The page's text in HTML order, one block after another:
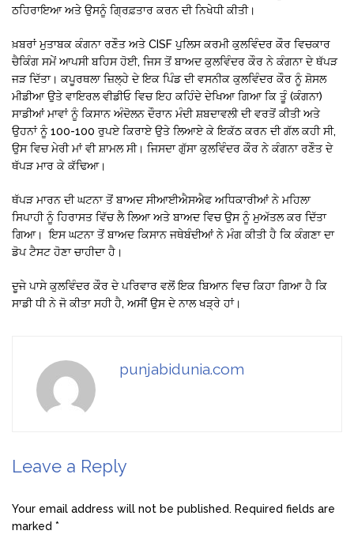
ਠਹਿਰਾਇਆ ਅਤੇ ਉਸਨੂੰ ਗ੍ਰਿਫ਼ਤਾਰ ਕਰਨ ਦੀ ਨਿਖੇਧੀ ਕੀਤੀ।
ਖ਼ਬਰਾਂ ਮੁਤਾਬਕ ਕੰਗਨਾ ਰਣੌਤ ਅਤੇ CISF ਪੁਲਿਸ ਕਰਮੀ ਕੁਲਵਿੰਦਰ ਕੌਰ ਵਿਚਕਾਰ
ਚੈਕਿੰਗ ਸਮੇਂ ਆਪਸੀ ਬਹਿਸ ਹੋਈ, ਜਿਸ ਤੋਂ ਬਾਅਦ ਕੁਲਵਿੰਦਰ ਕੌਰ ਨੇ ਕੰਗਨਾ ਦੇ ਥੱਪੜ
ਜੜ ਦਿੱਤਾ। ਕਪੂਰਥਲਾ ਜ਼ਿਲ੍ਹੇ ਦੇ ਇਕ ਪਿੰਡ ਦੀ ਵਸਨੀਕ ਕੁਲਵਿੰਦਰ ਕੌਰ ਨੂੰ ਸ਼ੋਸਲ
ਮੀਡੀਆ ਉਤੇ ਵਾਇਰਲ ਵੀਡੀਓ ਵਿਚ ਇਹ ਕਹਿੰਦੇ ਦੇਖਿਆ ਗਿਆ ਕਿ ਤੂੰ (ਕੰਗਨਾ)
ਸਾਡੀਆਂ ਮਾਵਾਂ ਨੂੰ ਕਿਸਾਨ ਅੰਦੋਲਨ ਦੌਰਾਨ ਮੰਦੀ ਸ਼ਬਦਾਵਲੀ ਦੀ ਵਰਤੋਂ ਕੀਤੀ ਅਤੇ
ਉਹਨਾਂ ਨੂੰ 100-100 ਰੁਪਏ ਕਿਰਾਏ ਉਤੇ ਲਿਆਏ ਕੇ ਇਕੱਠ ਕਰਨ ਦੀ ਗੱਲ ਕਹੀ ਸੀ,
ਉਸ ਵਿਚ ਮੇਰੀ ਮਾਂ ਵੀ ਸ਼ਾਮਲ ਸੀ। ਜਿਸਦਾ ਗੁੱਸਾ ਕੁਲਵਿੰਦਰ ਕੌਰ ਨੇ ਕੰਗਨਾ ਰਣੌਤ ਦੇ
ਥੱਪੜ ਮਾਰ ਕੇ ਕੱਢਿਆ।
ਥੱਪੜ ਮਾਰਨ ਦੀ ਘਟਨਾ ਤੋਂ ਬਾਅਦ ਸੀਆਈਐਸਐਫ ਅਧਿਕਾਰੀਆਂ ਨੇ ਮਹਿਲਾ
ਸਿਪਾਹੀ ਨੂੰ ਹਿਰਾਸਤ ਵਿੱਚ ਲੈ ਲਿਆ ਅਤੇ ਬਾਅਦ ਵਿਚ ਉਸ ਨੂੰ ਮੁਅੱਤਲ ਕਰ ਦਿੱਤਾ
ਗਿਆ। ਇਸ ਘਟਨਾ ਤੋਂ ਬਾਅਦ ਕਿਸਾਨ ਜਥੇਬੰਦੀਆਂ ਨੇ ਮੰਗ ਕੀਤੀ ਹੈ ਕਿ ਕੰਗਣਾ ਦਾ
ਡੋਪ ਟੈਸਟ ਹੋਣਾ ਚਾਹੀਦਾ ਹੈ।
ਦੂਜੇ ਪਾਸੇ ਕੁਲਵਿੰਦਰ ਕੌਰ ਦੇ ਪਰਿਵਾਰ ਵਲੋਂ ਇਕ ਬਿਆਨ ਵਿਚ ਕਿਹਾ ਗਿਆ ਹੈ ਕਿ
ਸਾਡੀ ਧੀ ਨੇ ਜੋ ਕੀਤਾ ਸਹੀ ਹੈ, ਅਸੀਂ ਉਸ ਦੇ ਨਾਲ ਖੜ੍ਰੇ ਹਾਂ।
punjabidunia.com
Leave a Reply
Your email address will not be published. Required fields are
marked *